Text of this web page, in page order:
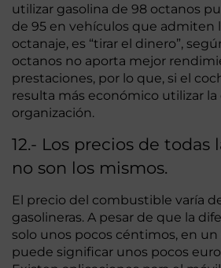
utilizar gasolina de 98 octanos
de 95 en vehículos que admiten
octanaje, es “tirar el dinero”,
octanos no aporta mejor
prestaciones, por lo que, si el
resulta más económico utilizar la
organización.
12.- Los precios de todas
no son los mismos.
El precio del combustible varía
gasolineras. A pesar de que la
solo unos pocos céntimos, en
puede significar unos pocos